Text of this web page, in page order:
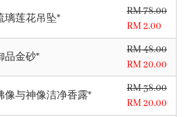
璃莲花吊坠*
RM 78.00
RM 2.00
品金砂*
RM 48.00
RM 20.00
像与神像洁净香露*
RM 38.00
RM 20.00